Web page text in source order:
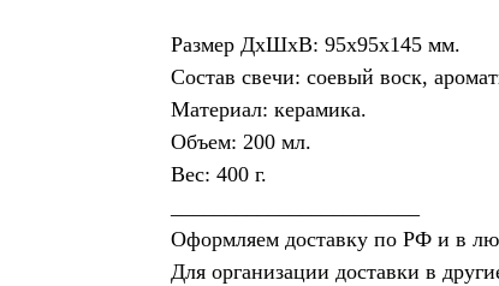
Размер ДхШхВ: 95х95х145 мм.
Состав свечи: соевый воск,
Материал: керамика.
Объем: 200 мл.
Вес: 400 г.
Оформляем доставку по РФ и в
Для организации доставки в